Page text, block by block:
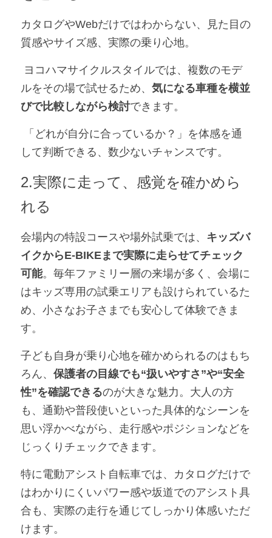
カタログやWebだけではわからない、見た目の
質感やサイズ感、実際の乗り心地。
ルをその場で試せるため、 気になる車種を横並
びで比較しながら検討できます。
して判断できる、数少ないチャンスです。
2.実際に走って、感覚を確かめら
れる
会場内の特設コースや場外試乗では、 キッズバ
イクからE-BIKEまで実際に走らせてチェック
可能。毎年ファミリー層の来場が多く、会場に
はキッズ専用の試乗エリアも設けられているた
め、小さなお子さまでも安心して体験できま
す。
子ども自身が乗り心地を確かめられるのはもち
ろん、 保護者の目線でも“扱いやすさ”や“安全
性”を確認できるのが大きな魅力。大人の方
も、通勤や普段使いといった具体的なシーンを
思い浮かべながら、走行感やポジションなどを
じっくりチェックできます。
特に電動アシスト自転車では、カタログだけで
はわかりにくいパワー感や坂道でのアシスト具
合も、実際の走行を通じてしっかり体感いただ
けます。